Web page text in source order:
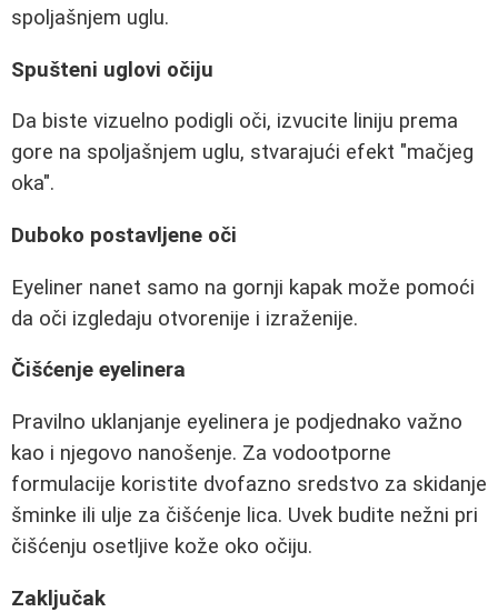
spoljašnjem uglu.
Spušteni uglovi očiju
Da biste vizuelno podigli oči, izvucite liniju prema
gore na spoljašnjem uglu, stvarajući efekt "mačjeg
oka".
Duboko postavljene oči
Eyeliner nanet samo na gornji kapak može pomoći
da oči izgledaju otvorenije i izraženije.
Čišćenje eyelinera
Pravilno uklanjanje eyelinera je podjednako važno
kao i njegovo nanošenje. Za vodootporne
formulacije koristite dvofazno sredstvo za skidanje
šminke ili ulje za čišćenje lica. Uvek budite nežni pri
čišćenju osetljive kože oko očiju.
Zaključak